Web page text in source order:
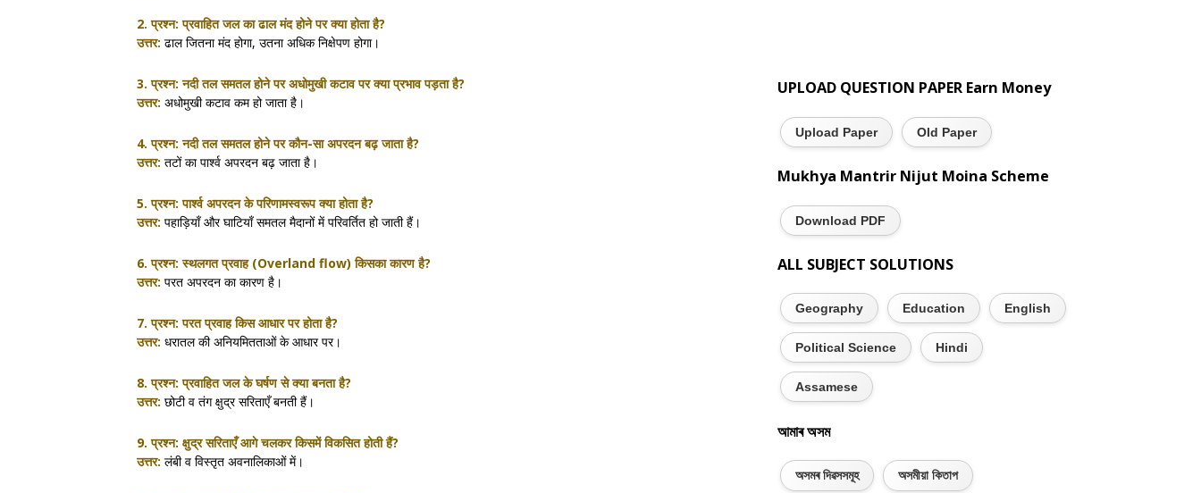
2. प्रश्न: प्रवाहित जल का ढाल मंद होने पर क्या होता है?
उत्तर: ढाल जितना मंद होगा, उतना अधिक निक्षेपण होगा।
3. प्रश्न: नदी तल समतल होने पर अधोमुखी कटाव पर क्या प्रभाव पड़ता है?
उत्तर: अधोमुखी कटाव कम हो जाता है।
4. प्रश्न: नदी तल समतल होने पर कौन-सा अपरदन बढ़ जाता है?
उत्तर: तटों का पार्श्व अपरदन बढ़ जाता है।
5. प्रश्न: पार्श्व अपरदन के परिणामस्वरूप क्या होता है?
उत्तर: पहाड़ियाँ और घाटियाँ समतल मैदानों में परिवर्तित हो जाती हैं।
6. प्रश्न: स्थलगत प्रवाह (Overland flow) किसका कारण है?
उत्तर: परत अपरदन का कारण है।
7. प्रश्न: परत प्रवाह किस आधार पर होता है?
उत्तर: धरातल की अनियमितताओं के आधार पर।
8. प्रश्न: प्रवाहित जल के घर्षण से क्या बनता है?
उत्तर: छोटी व तंग क्षुद्र सरिताएँ बनती हैं।
9. प्रश्न: क्षुद्र सरिताएँ आगे चलकर किसमें विकसित होती हैं?
उत्तर: लंबी व विस्तृत अवनालिकाओं में।
UPLOAD QUESTION PAPER Earn Money
Upload Paper Old Paper
Mukhya Mantrir Nijut Moina Scheme
Download PDF
ALL SUBJECT SOLUTIONS
Geography Education English
Political Science Hindi
Assamese
আমাৰ অসম
অসমৰ দিৱসসমূহ অসমীয়া কিতাপ